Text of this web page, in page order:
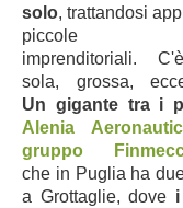
solo, trattandosi
piccole
imprenditoriali.
sola, grossa,
Un gigante tra i
Alenia
gruppo
che in Puglia ha
a Grottaglie, dove